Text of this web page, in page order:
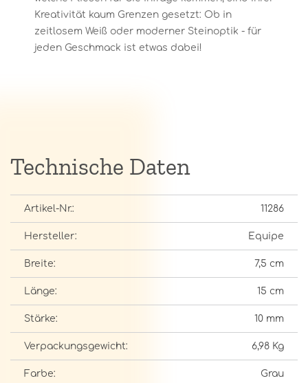
Kreativität kaum Grenzen gesetzt: Ob in
zeitlosem Weiß oder moderner Steinoptik - für
jeden Geschmack ist etwas dabei!
Technische Daten
Artikel-Nr.: 11286
Hersteller: Equipe
Breite: 7,5 cm
Länge: 15 cm
Stärke: 10 mm
Verpackungsgewicht: 6,98 Kg
Farbe: Grau